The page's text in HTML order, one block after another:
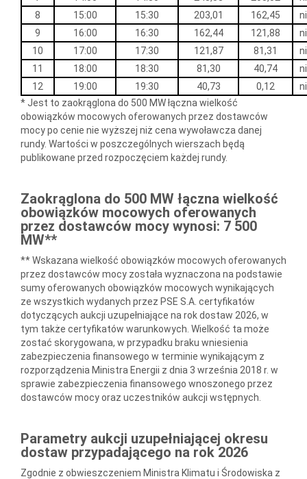
8
15:00 15:30 203,01 162,45
9
16:00 16:30 162,44 121,88
10
17:00 17:30 121,87 81,31
11
18:00 18:30 81,30 40,74
12
19:00 19:30 40,73 0,12
* Jest to zaokrąglona do 500 MW łączna wielkość
obowiązków mocowych oferowanych przez dostawców
mocy po cenie nie wyższej niż cena wywoławcza danej
rundy. Wartości w poszczególnych wierszach będą
publikowane przed rozpoczęciem każdej rundy.
Zaokrąglona do 500 MW łączna wielkość
obowiązków mocowych oferowanych
przez dostawców mocy wynosi: 7 500
MW**
** Wskazana wielkość obowiązków mocowych oferowanych
przez dostawców mocy została wyznaczona na podstawie
sumy oferowanych obowiązków mocowych wynikających
ze wszystkich wydanych przez PSE S.A. certyfikatów
dotyczących aukcji uzupełniające na rok dostaw 2026, w
tym także certyfikatów warunkowych. Wielkość ta może
zostać skorygowana, w przypadku braku wniesienia
zabezpieczenia finansowego w terminie wynikającym z
rozporządzenia Ministra Energii z dnia 3 września 2018 r. w
sprawie zabezpieczenia finansowego wnoszonego przez
dostawców mocy oraz uczestników aukcji wstępnych.
Parametry aukcji uzupełniającej okresu
dostaw przypadającego na rok 2026
Zgodnie z obwieszczeniem Ministra Klimatu i Środowiska z